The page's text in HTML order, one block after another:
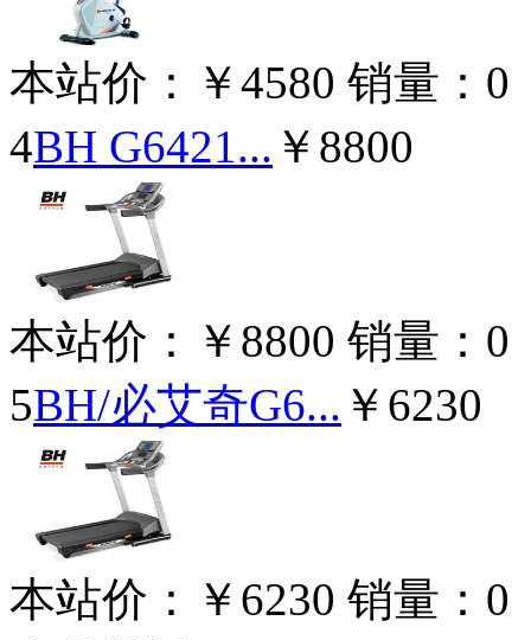
本站价： ￥4580 销量： 0
4BH G6421... ￥8800
本站价： ￥8800 销量： 0
5BH/必艾奇G6... ￥6230
本站价： ￥6230 销量： 0